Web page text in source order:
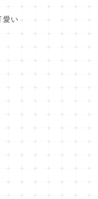
愛い